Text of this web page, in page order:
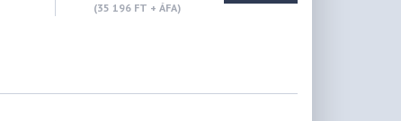
(35 196 FT + ÁFA)